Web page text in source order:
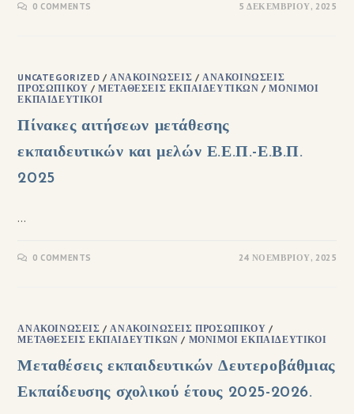
0 COMMENTS 5 ΔΕΚΕΜΒΡΊΟΥ, 2025
UNCATEGORIZED /ΑΝΑΚΟΙΝΏΣΕΙΣ /ΑΝΑΚΟΙΝΏΣΕΙΣ
ΠΡΟΣΩΠΙΚΟΎ /ΜΕΤΑΘΈΣΕΙΣ ΕΚΠΑΙΔΕΥΤΙΚΏΝ /ΜΌΝΙΜΟΙ
ΕΚΠΑΙΔΕΥΤΙΚΟΊ
Πίνακες αιτήσεων μετάθεσης
εκπαιδευτικών και μελών Ε.Ε.Π.-Ε.Β.Π.
2025
…
0 COMMENTS 24 ΝΟΕΜΒΡΊΟΥ, 2025
ΑΝΑΚΟΙΝΏΣΕΙΣ /ΑΝΑΚΟΙΝΏΣΕΙΣ ΠΡΟΣΩΠΙΚΟΎ /
ΜΕΤΑΘΈΣΕΙΣ ΕΚΠΑΙΔΕΥΤΙΚΏΝ / ΜΌΝΙΜΟΙ ΕΚΠΑΙΔΕΥΤΙΚΟΊ
Μεταθέσεις εκπαιδευτικών Δευτεροβάθμιας
Εκπαίδευσης σχολικού έτους 2025-2026.